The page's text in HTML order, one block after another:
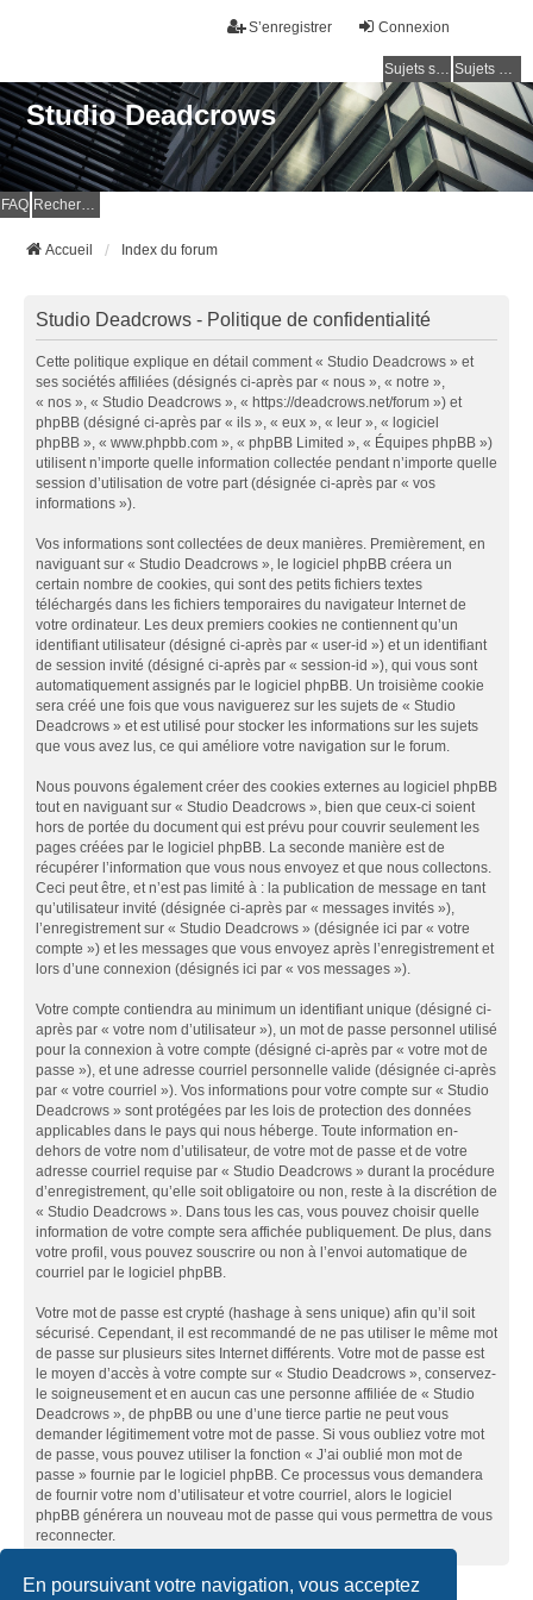
En poursuivant votre navigation, vous acceptez
Connexion
S’enregistrer
Sujets sans réponse Sujets actifs
Studio Deadcrows
FAQ Rechercher
Accueil Index du forum
Studio Deadcrows - Politique de confidentialité
Cette politique explique en détail comment « Studio Deadcrows » et
ses sociétés affiliées (désignés ci-après par « nous », « notre »,
« nos », « Studio Deadcrows », « https://deadcrows.net/forum ») et
phpBB (désigné ci-après par « ils », « eux », « leur », « logiciel
phpBB », « www.phpbb.com », « phpBB Limited », « Équipes phpBB »)
utilisent n’importe quelle information collectée pendant n’importe quelle
session d’utilisation de votre part (désignée ci-après par « vos
informations »).
Vos informations sont collectées de deux manières. Premièrement, en
naviguant sur « Studio Deadcrows », le logiciel phpBB créera un
certain nombre de cookies, qui sont des petits fichiers textes
téléchargés dans les fichiers temporaires du navigateur Internet de
votre ordinateur. Les deux premiers cookies ne contiennent qu’un
identifiant utilisateur (désigné ci-après par « user-id ») et un identifiant
de session invité (désigné ci-après par « session-id »), qui vous sont
automatiquement assignés par le logiciel phpBB. Un troisième cookie
sera créé une fois que vous naviguerez sur les sujets de « Studio
Deadcrows » et est utilisé pour stocker les informations sur les sujets
que vous avez lus, ce qui améliore votre navigation sur le forum.
Nous pouvons également créer des cookies externes au logiciel phpBB
tout en naviguant sur « Studio Deadcrows », bien que ceux-ci soient
hors de portée du document qui est prévu pour couvrir seulement les
pages créées par le logiciel phpBB. La seconde manière est de
récupérer l’information que vous nous envoyez et que nous collectons.
Ceci peut être, et n’est pas limité à : la publication de message en tant
qu’utilisateur invité (désignée ci-après par « messages invités »),
l’enregistrement sur « Studio Deadcrows » (désignée ici par « votre
compte ») et les messages que vous envoyez après l’enregistrement et
lors d’une connexion (désignés ici par « vos messages »).
Votre compte contiendra au minimum un identifiant unique (désigné ci-
après par « votre nom d’utilisateur »), un mot de passe personnel utilisé
pour la connexion à votre compte (désigné ci-après par « votre mot de
passe »), et une adresse courriel personnelle valide (désignée ci-après
par « votre courriel »). Vos informations pour votre compte sur « Studio
Deadcrows » sont protégées par les lois de protection des données
applicables dans le pays qui nous héberge. Toute information en-
dehors de votre nom d’utilisateur, de votre mot de passe et de votre
adresse courriel requise par « Studio Deadcrows » durant la procédure
d’enregistrement, qu’elle soit obligatoire ou non, reste à la discrétion de
« Studio Deadcrows ». Dans tous les cas, vous pouvez choisir quelle
information de votre compte sera affichée publiquement. De plus, dans
votre profil, vous pouvez souscrire ou non à l’envoi automatique de
courriel par le logiciel phpBB.
Votre mot de passe est crypté (hashage à sens unique) afin qu’il soit
sécurisé. Cependant, il est recommandé de ne pas utiliser le même mot
de passe sur plusieurs sites Internet différents. Votre mot de passe est
le moyen d’accès à votre compte sur « Studio Deadcrows », conservez-
le soigneusement et en aucun cas une personne affiliée de « Studio
Deadcrows », de phpBB ou une d’une tierce partie ne peut vous
demander légitimement votre mot de passe. Si vous oubliez votre mot
de passe, vous pouvez utiliser la fonction « J’ai oublié mon mot de
passe » fournie par le logiciel phpBB. Ce processus vous demandera
de fournir votre nom d’utilisateur et votre courriel, alors le logiciel
phpBB générera un nouveau mot de passe qui vous permettra de vous
reconnecter.